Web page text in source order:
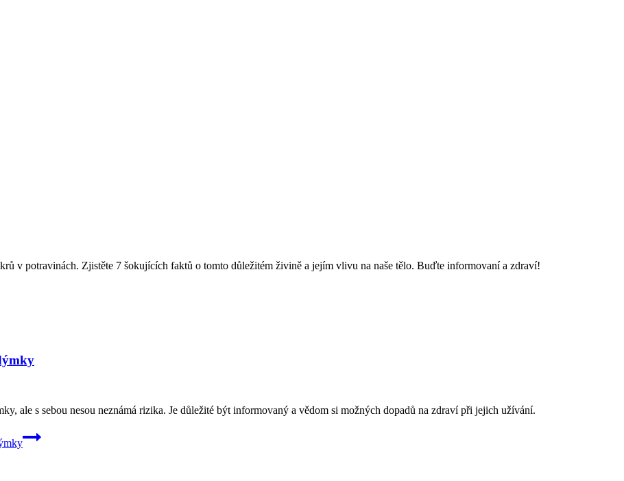
v potravinách. Zjistěte 7 šokujících faktů o tomto důležitém živině a jejím vlivu na naše tělo. Buďte informovaní a zdraví!
ale s sebou nesou neznámá rizika. Je důležité být informovaný a vědom si možných dopadů na zdraví při jejich užívání.